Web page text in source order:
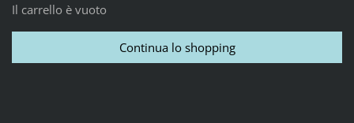
Il carrello è vuoto